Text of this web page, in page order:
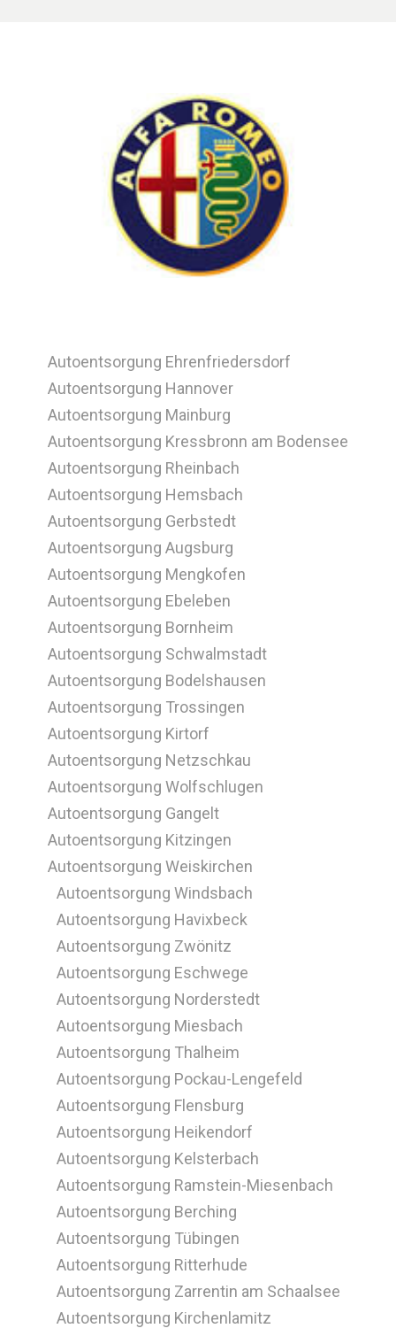
Autoentsorgung Ehrenfriedersdorf
Autoentsorgung Hannover
Autoentsorgung Mainburg
Autoentsorgung Kressbronn am Bodensee
Autoentsorgung Rheinbach
Autoentsorgung Hemsbach
Autoentsorgung Gerbstedt
Autoentsorgung Augsburg
Autoentsorgung Mengkofen
Autoentsorgung Ebeleben
Autoentsorgung Bornheim
Autoentsorgung Schwalmstadt
Autoentsorgung Bodelshausen
Autoentsorgung Trossingen
Autoentsorgung Kirtorf
Autoentsorgung Netzschkau
Autoentsorgung Wolfschlugen
Autoentsorgung Gangelt
Autoentsorgung Kitzingen
Autoentsorgung Weiskirchen
Autoentsorgung Windsbach
Autoentsorgung Havixbeck
Autoentsorgung Zwönitz
Autoentsorgung Eschwege
Autoentsorgung Norderstedt
Autoentsorgung Miesbach
Autoentsorgung Thalheim
Autoentsorgung Pockau-Lengefeld
Autoentsorgung Flensburg
Autoentsorgung Heikendorf
Autoentsorgung Kelsterbach
Autoentsorgung Ramstein-Miesenbach
Autoentsorgung Berching
Autoentsorgung Tübingen
Autoentsorgung Ritterhude
Autoentsorgung Zarrentin am Schaalsee
Autoentsorgung Kirchenlamitz